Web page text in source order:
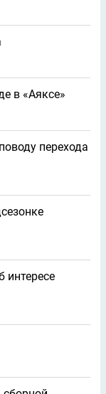
в «Аяксе»
перехода
интересе